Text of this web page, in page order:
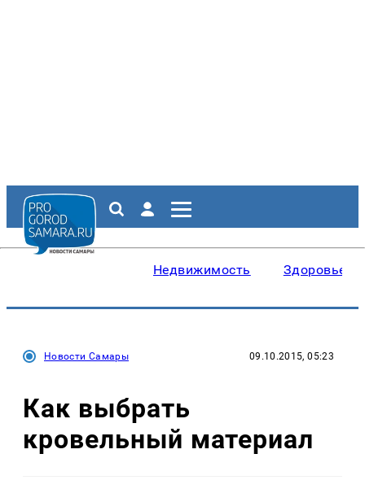
Недвижимость Здоровье
Новости Самары 09.10.2015, 05:23
Как выбрать
кровельный материал